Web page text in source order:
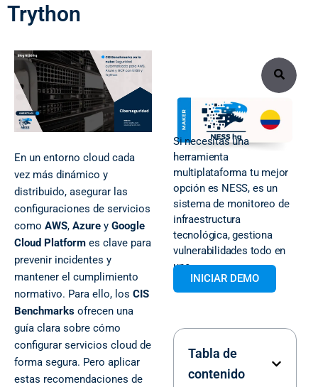
Trython
En un entorno cloud cada
vez más dinámico y
distribuido, asegurar las
configuraciones de servicios
como AWS, Azure y Google
Cloud Platform es clave para
prevenir incidentes y
mantener el cumplimiento
normativo. Para ello, los CIS
Benchmarks ofrecen una
guía clara sobre cómo
configurar servicios cloud de
forma segura. Pero aplicar
estas recomendaciones de
Search
Si necesitas una
herramienta
multiplataforma tu mejor
opción es NESS, es un
sistema de monitoreo de
infraestructura
tecnológica, gestiona
vulnerabilidades todo en
uno.
INICIAR DEMO
Tabla de
contenido